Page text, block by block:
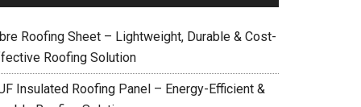
Roofing Sheet – Lightweight, Durable & Cost-
Roofing Solution
Insulated Roofing Panel – Energy-Efficient &